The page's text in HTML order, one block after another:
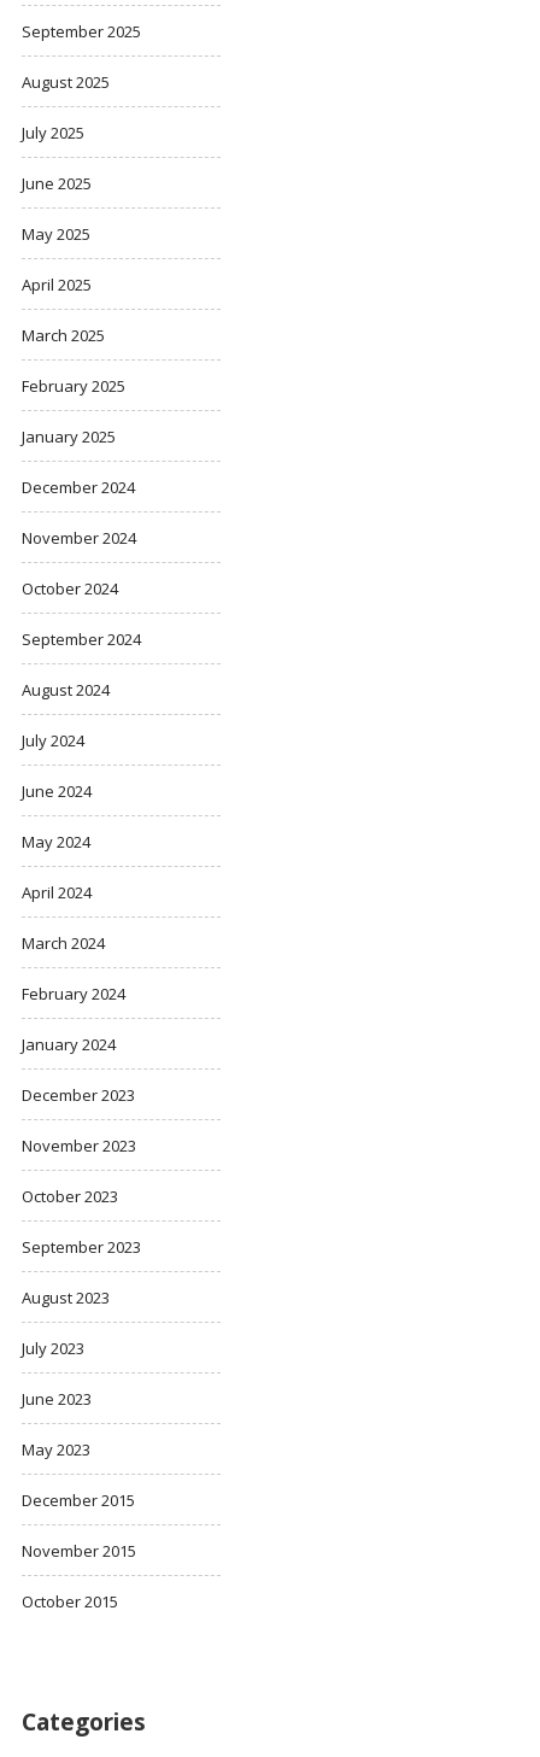
September 2025
August 2025
July 2025
June 2025
May 2025
April 2025
March 2025
February 2025
January 2025
December 2024
November 2024
October 2024
September 2024
August 2024
July 2024
June 2024
May 2024
April 2024
March 2024
February 2024
January 2024
December 2023
November 2023
October 2023
September 2023
August 2023
July 2023
June 2023
May 2023
December 2015
November 2015
October 2015
Categories